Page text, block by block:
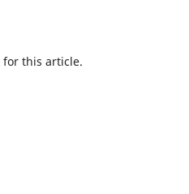
for this article.